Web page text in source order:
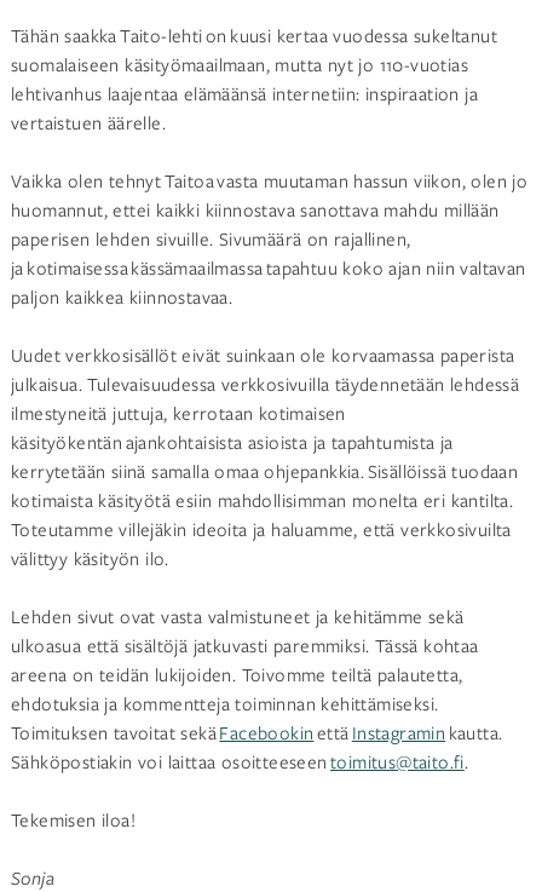
Tähän saakka Taito-lehti on kuusi kertaa vuodessa sukeltanut
suomalaiseen käsityömaailmaan, mutta nyt jo 110-vuotias
lehtivanhus laajentaa elämäänsä internetiin: inspiraation ja
vertaistuen äärelle.
Vaikka olen tehnyt Taitoa vasta muutaman hassun viikon, olen jo
huomannut, ettei kaikki kiinnostava sanottava mahdu millään
paperisen lehden sivuille. Sivumäärä on rajallinen,
ja kotimaisessa kässämaailmassa tapahtuu koko ajan niin valtavan
paljon kaikkea kiinnostavaa.
Uudet verkkosisällöt eivät suinkaan ole korvaamassa paperista
julkaisua. Tulevaisuudessa verkkosivuilla täydennetään lehdessä
ilmestyneitä juttuja, kerrotaan kotimaisen
käsityökentän ajankohtaisista asioista ja tapahtumista ja
kerrytetään siinä samalla omaa ohjepankkia. Sisällöissä tuodaan
kotimaista käsityötä esiin mahdollisimman monelta eri kantilta.
Toteutamme villejäkin ideoita ja haluamme, että verkkosivuilta
välittyy käsityön ilo.
Lehden sivut ovat vasta valmistuneet ja kehitämme sekä
ulkoasua että sisältöjä jatkuvasti paremmiksi. Tässä kohtaa
areena on teidän lukijoiden. Toivomme teiltä palautetta,
ehdotuksia ja kommentteja toiminnan kehittämiseksi.
Toimituksen tavoitat sekäFacebookin että Instagramin kautta.
Sähköpostiakin voi laittaa osoitteeseen toimitus@taito.fi.
Tekemisen iloa!
Sonja